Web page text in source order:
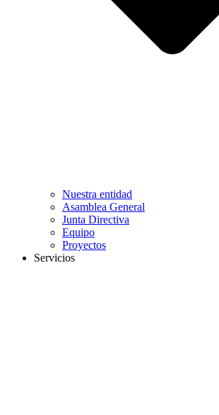
Nuestra entidad
Asamblea General
Junta Directiva
Equipo
Proyectos
Servicios